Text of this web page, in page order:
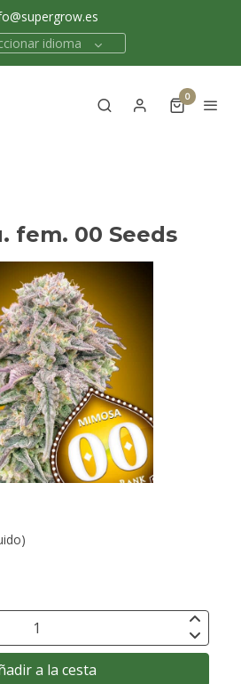
idioma
0
fem. 00 Seeds
a la cesta